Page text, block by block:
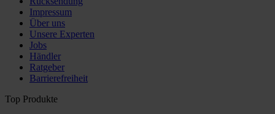
Impressum
Über uns
Unsere Experten
Jobs
Händler
Ratgeber
Barrierefreiheit
Top Produkte